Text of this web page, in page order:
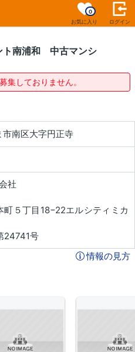
お気に入り
0
ログイン
ト南浦和 中古マンシ
集しておりません。
南区大字円正寺
社
町５丁目18−22エルシティミカ
24741号
情報の見方